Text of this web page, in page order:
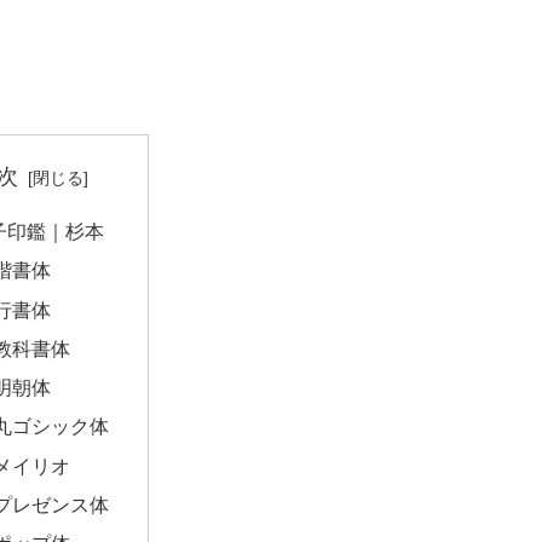
印鑑｜杉本
書体
書体
科書体
朝体
ゴシック体
イリオ
レゼンス体